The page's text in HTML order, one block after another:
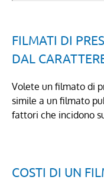
FILMATI DI
DAL
Volete un filmato di
simile a un filmato
fattori che incidono
COSTI DI UN